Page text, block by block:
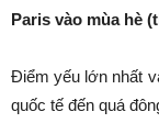
Paris vào mùa hè
Điểm yếu lớn nhất
quốc tế đến quá